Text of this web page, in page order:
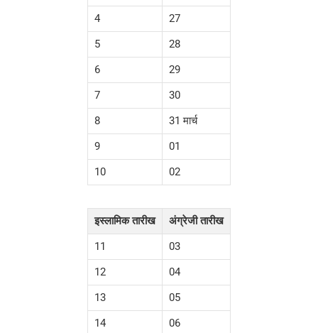
4
27
5
28
6
29
7
30
8
31 मार्च
9
01
10
02
इस्लामिक तारीख
अंग्रेजी तारीख
11
03
12
04
13
05
14
06